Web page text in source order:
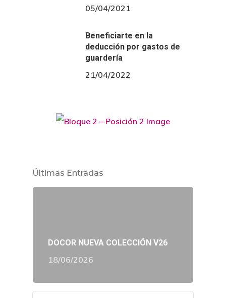
05/04/2021
Beneficiarte en la
deducción por gastos de
guardería
21/04/2022
Últimas Entradas
DOCOR NUEVA COLECCIÓN V26
18/06/2026